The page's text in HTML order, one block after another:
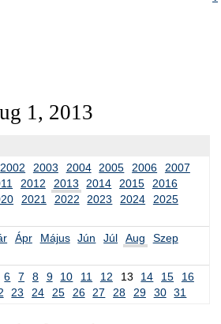
1, 2013
2002 2003 2004 2005 2006
2007
2012 2013 2014 2015
2016
2021 2022 2023 2024
2025
Ápr Május Jún Júl Aug
Szep
6 7 8 9 10 11 12 13 14 15
16
23 24 25 26 27 28 29 30 31